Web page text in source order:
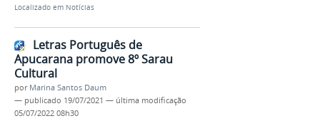
Localizado em Notícias
Letras Português de
Apucarana promove 8º Sarau
Cultural
por Marina Santos Daum
— publicado 19/07/2021 — última modificação
05/07/2022 08h30